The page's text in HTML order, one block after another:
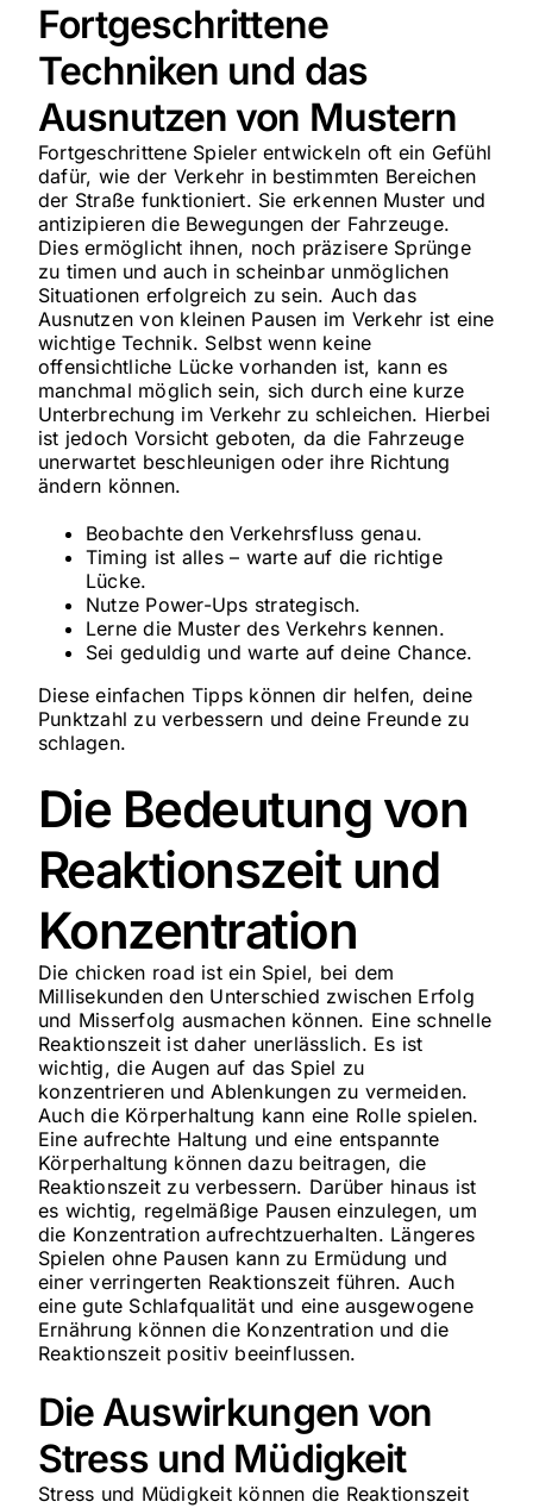
Fortgeschrittene
Techniken und das
Ausnutzen von Mustern
Fortgeschrittene Spieler entwickeln oft ein Gefühl
dafür, wie der Verkehr in bestimmten Bereichen
der Straße funktioniert. Sie erkennen Muster und
antizipieren die Bewegungen der Fahrzeuge.
Dies ermöglicht ihnen, noch präzisere Sprünge
zu timen und auch in scheinbar unmöglichen
Situationen erfolgreich zu sein. Auch das
Ausnutzen von kleinen Pausen im Verkehr ist eine
wichtige Technik. Selbst wenn keine
offensichtliche Lücke vorhanden ist, kann es
manchmal möglich sein, sich durch eine kurze
Unterbrechung im Verkehr zu schleichen. Hierbei
ist jedoch Vorsicht geboten, da die Fahrzeuge
unerwartet beschleunigen oder ihre Richtung
ändern können.
Beobachte den Verkehrsfluss genau.
Timing ist alles – warte auf die richtige
Lücke.
Nutze Power-Ups strategisch.
Lerne die Muster des Verkehrs kennen.
Sei geduldig und warte auf deine Chance.
Diese einfachen Tipps können dir helfen, deine
Punktzahl zu verbessern und deine Freunde zu
schlagen.
Die Bedeutung von
Reaktionszeit und
Konzentration
Die chicken road ist ein Spiel, bei dem
Millisekunden den Unterschied zwischen Erfolg
und Misserfolg ausmachen können. Eine schnelle
Reaktionszeit ist daher unerlässlich. Es ist
wichtig, die Augen auf das Spiel zu
konzentrieren und Ablenkungen zu vermeiden.
Auch die Körperhaltung kann eine Rolle spielen.
Eine aufrechte Haltung und eine entspannte
Körperhaltung können dazu beitragen, die
Reaktionszeit zu verbessern. Darüber hinaus ist
es wichtig, regelmäßige Pausen einzulegen, um
die Konzentration aufrechtzuerhalten. Längeres
Spielen ohne Pausen kann zu Ermüdung und
einer verringerten Reaktionszeit führen. Auch
eine gute Schlafqualität und eine ausgewogene
Ernährung können die Konzentration und die
Reaktionszeit positiv beeinflussen.
Die Auswirkungen von
Stress und Müdigkeit
Stress und Müdigkeit können die Reaktionszeit